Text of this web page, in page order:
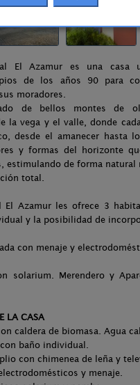
El Azamur es una casa
de los años 90 para
moradores.
de bellos montes de
la vega y el valle, donde
desde el amanecer hasta
y formas del horizonte
estimulando de forma
total.
El Azamur les ofrece 3
y la posibilidad de
con menaje y
solarium. Merendero y
LA CASA
caldera de biomasa. Agua
baño individual.
con chimenea de leña y
y menaje.